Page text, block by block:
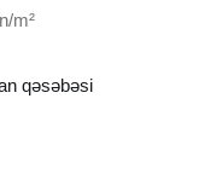
m²
qəsəbəsi